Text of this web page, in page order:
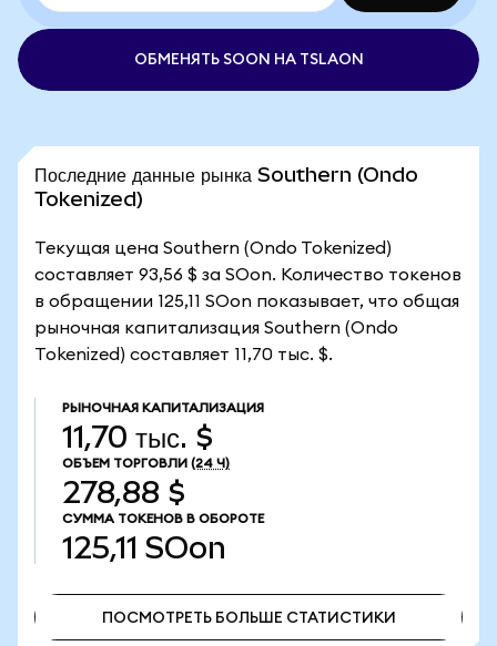
ОБМЕНЯТЬ SOON НА TSLAON
Последние данные рынка Southern (Ondo
Tokenized)
Текущая цена Southern (Ondo Tokenized)
составляет 93,56 $ за SOon. Количество токенов
в обращении 125,11 SOon показывает, что общая
рыночная капитализация Southern (Ondo
Tokenized) составляет 11,70 тыс. $.
РЫНОЧНАЯ КАПИТАЛИЗАЦИЯ
11,70 тыс. $
ОБЪЕМ ТОРГОВЛИ (24 Ч)
278,88 $
СУММА ТОКЕНОВ В ОБОРОТЕ
125,11 SOon
ПОСМОТРЕТЬ БОЛЬШЕ СТАТИСТИКИ